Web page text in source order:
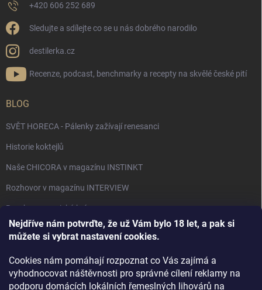
Nejdříve nám potvrďte, že už Vám bylo 18 let, a pak si
můžete si vybrat nastavení cookies.
Cookies nám pomáhají rozpoznat co Vás zajímá a
vyhodnocovat náštěvnosti pro správné cílení reklamy na
podporu domácích lokálních řemeslných lihovárů na
+420 606 252 689
Sledujte a sdílejte co se u nás dobrého narodilo
destilerka.cz
Recenze, podcast, benchmarky a recepty na skvělé české pití
BLOG
SVĚT HORECA - Pálenky zažívají renesanci
Historie koktejlů
Naše CHICORA v magazínu INSTINKT
Rozhovor v magazínu INTERVIEW
Bourbon, americká krása.
Napsali v TÝDNU o naší práci
Rozhovor s DESTILERKA.CZ v magazínu DRINKING-CAT